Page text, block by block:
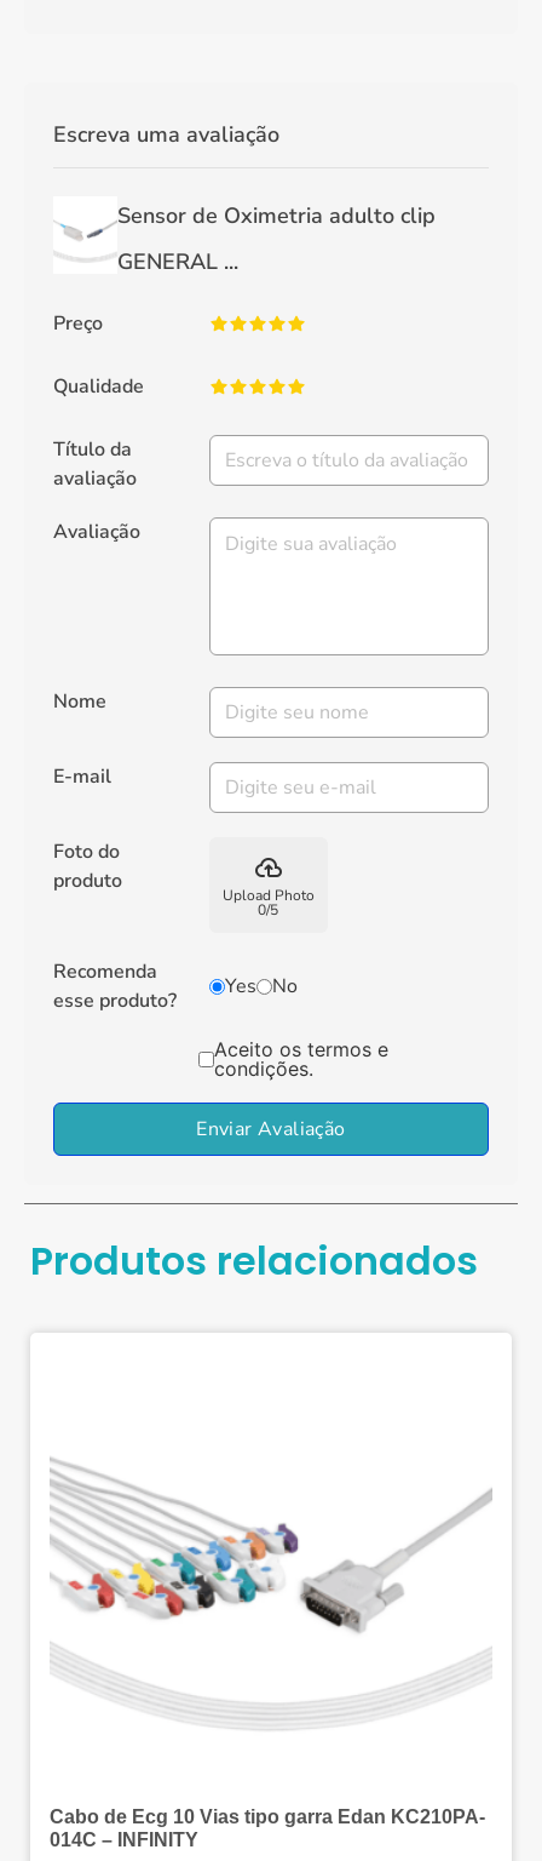
Escreva uma avaliação
Sensor de Oximetria adulto clip
GENERAL ...
Preço
Qualidade
Título da
avaliação
Avaliação
Nome
E-mail
Foto do
produto
backup
Upload Photo
0/5
Recomenda
esse produto?
Yes No
Aceito os termos e
condições.
Enviar Avaliação
Produtos relacionados
Cabo de Ecg 10 Vias tipo garra Edan KC210PA-
014C – INFINITY